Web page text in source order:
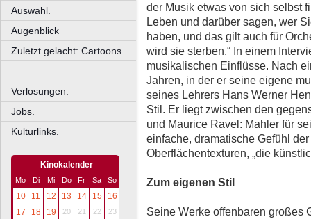
Auswahl.
Augenblick
Zuletzt gelacht: Cartoons.
––––––––––––––––––––
Verlosungen.
Jobs.
Kulturlinks.
Kinokalender
Mo Di Mi Do Fr Sa So
10 11 12 13 14 15
16
17
18 19 20 21 22 23
der Musik etwas von sich selbst
Leben und darüber sagen, wer
haben, und das gilt auch für
wird sie sterben.“ In einem
musikalischen Einflüsse. Nach
Jahren, in der er seine eigene
seines Lehrers Hans Werner
Stil. Er liegt zwischen den
und Maurice Ravel: Mahler für
einfache, dramatische Gefühl
Oberflächentexturen, „die
Zum eigenen Stil
Seine Werke offenbaren großes